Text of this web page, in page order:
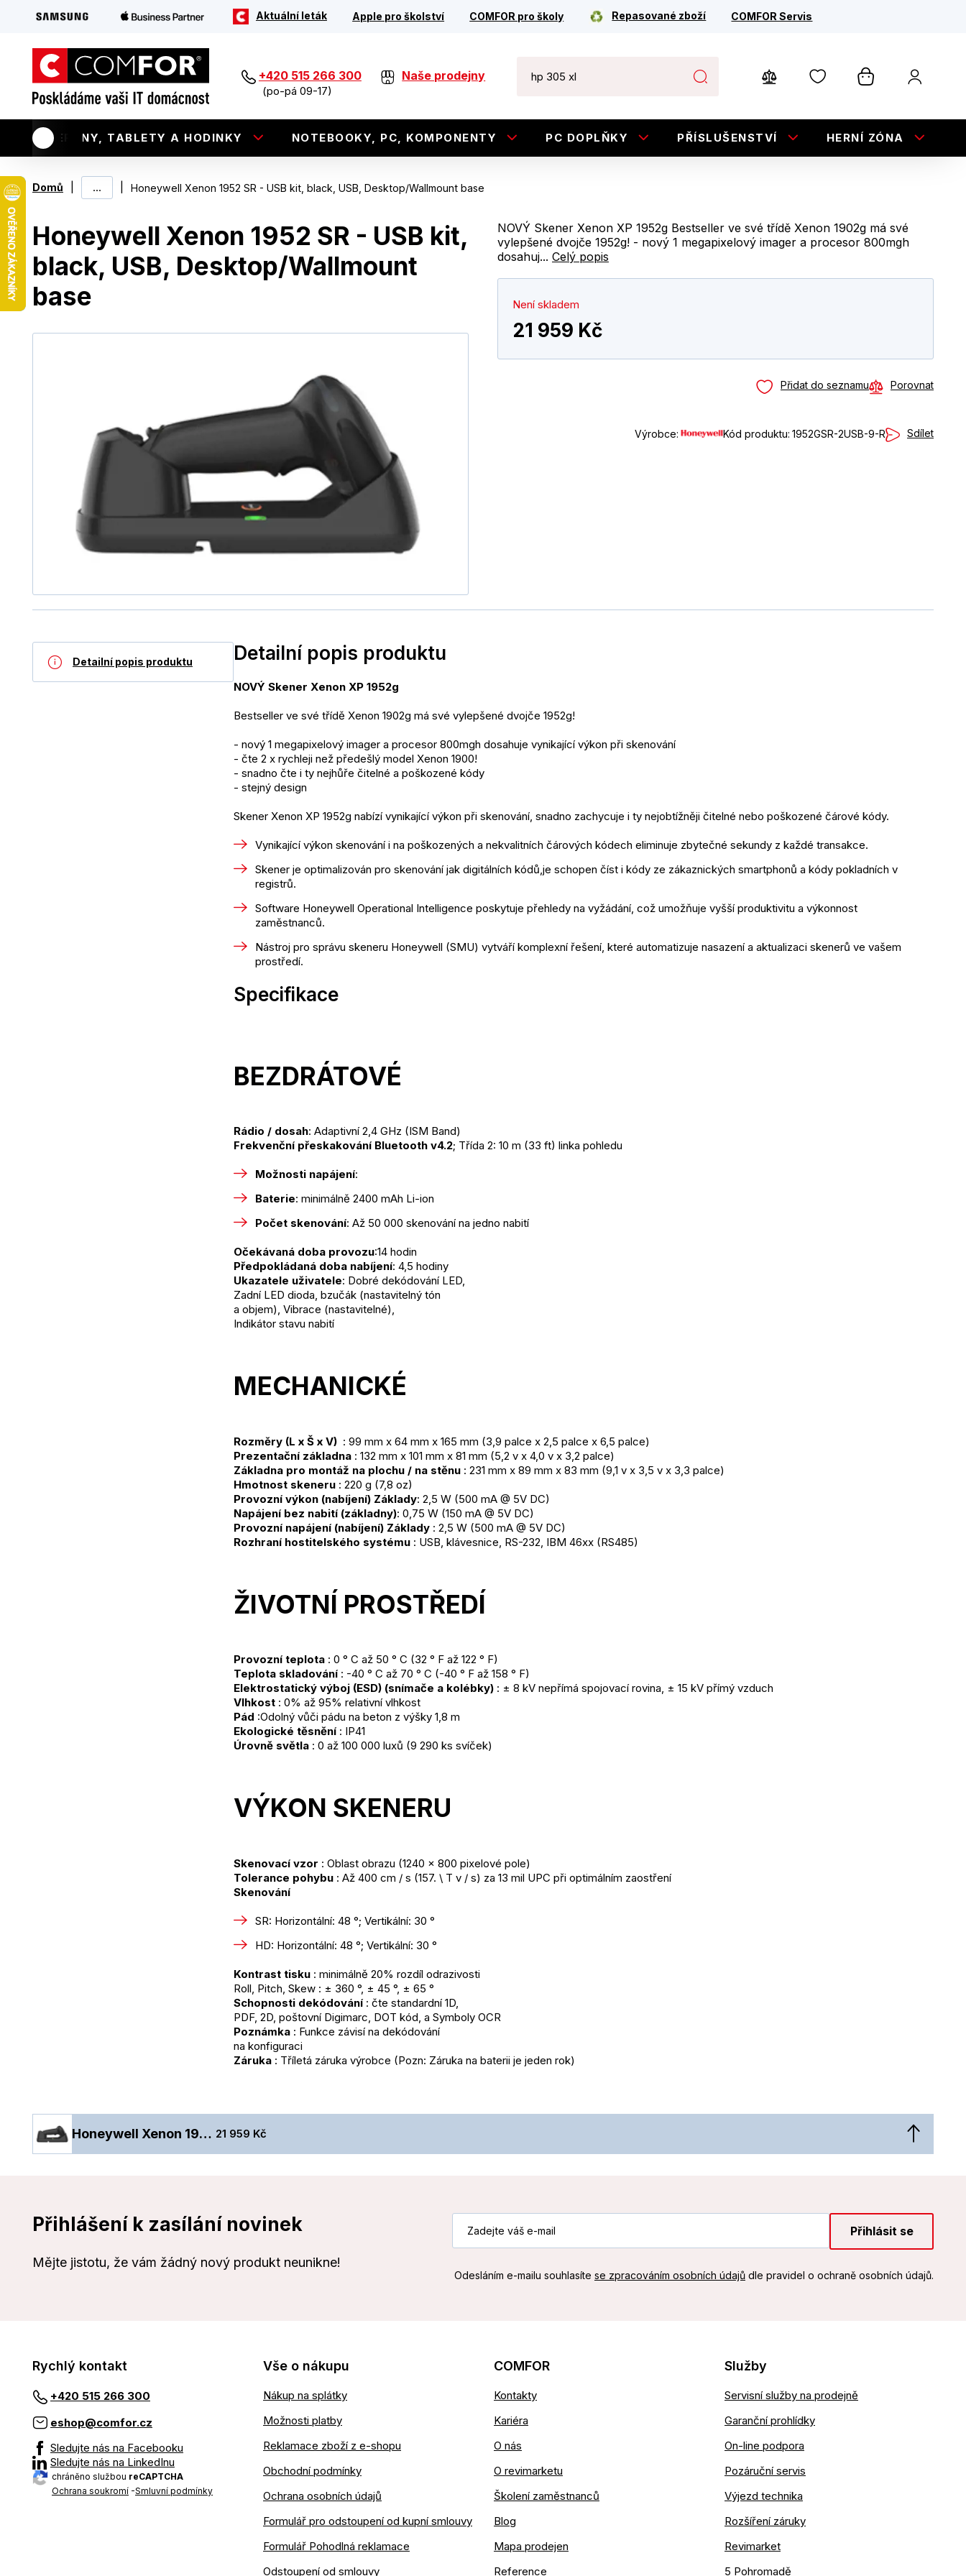
Aktuální leták Apple pro školství COMFOR pro školy Repasované zboží COMFOR Servis
+420 515 266 300
(po-pá 09-17)
Naše prodejny
TELEFONY, TABLETY A HODINKY NOTEBOOKY, PC, KOMPONENTY PC DOPLŇKY PŘÍSLUŠENSTVÍ HERNÍ ZÓNA
Domů ... Honeywell Xenon 1952 SR - USB kit, black, USB, Desktop/Wallmount base
Honeywell Xenon 1952 SR - USB kit,
black, USB, Desktop/Wallmount
base
NOVÝ Skener Xenon XP 1952g Bestseller ve své třídě Xenon 1902g má své
vylepšené dvojče 1952g! - nový 1 megapixelový imager a procesor 800mgh
dosahuj... Celý popis
Není skladem
21 959 Kč
Přidat do seznamu Porovnat
Výrobce: Kód produktu: 1952GSR-2USB-9-R Sdílet
Detailní popis produktu Detailní popis produktu
NOVÝ Skener Xenon XP 1952g
Bestseller ve své třídě Xenon 1902g má své vylepšené dvojče 1952g!
- nový 1 megapixelový imager a procesor 800mgh dosahuje vynikající výkon při skenování
- čte 2 x rychleji než předešlý model Xenon 1900!
- snadno čte i ty nejhůře čitelné a poškozené kódy
- stejný design
Skener Xenon XP 1952g nabízí vynikající výkon při skenování, snadno zachycuje i ty nejobtížněji čitelné nebo poškozené čárové kódy.
Vynikající výkon skenování i na poškozených a nekvalitních čárových kódech eliminuje zbytečné sekundy z každé transakce.
Skener je optimalizován pro skenování jak digitálních kódů,je schopen číst i kódy ze zákaznických smartphonů a kódy pokladních v
registrů.
Software Honeywell Operational Intelligence poskytuje přehledy na vyžádání, což umožňuje vyšší produktivitu a výkonnost
zaměstnanců.
Nástroj pro správu skeneru Honeywell (SMU) vytváří komplexní řešení, které automatizuje nasazení a aktualizaci skenerů ve vašem
prostředí.
Specifikace
BEZDRÁTOVÉ
Rádio / dosah: Adaptivní 2,4 GHz (ISM Band)
Frekvenční přeskakování Bluetooth v4.2; Třída 2: 10 m (33 ft) linka pohledu
Možnosti napájení:
Baterie: minimálně 2400 mAh Li-ion
Počet skenování: Až 50 000 skenování na jedno nabití
Očekávaná doba provozu:14 hodin
Předpokládaná doba nabíjení: 4,5 hodiny
Ukazatele uživatele: Dobré dekódování LED,
Zadní LED dioda, bzučák (nastavitelný tón
a objem), Vibrace (nastavitelné),
Indikátor stavu nabití
MECHANICKÉ
Rozměry (L x Š x V) : 99 mm x 64 mm x 165 mm (3,9 palce x 2,5 palce x 6,5 palce)
Prezentační základna : 132 mm x 101 mm x 81 mm (5,2 v x 4,0 v x 3,2 palce)
Základna pro montáž na plochu / na stěnu : 231 mm x 89 mm x 83 mm (9,1 v x 3,5 v x 3,3 palce)
Hmotnost skeneru : 220 g (7,8 oz)
Provozní výkon (nabíjení) Základy: 2,5 W (500 mA @ 5V DC)
Napájení bez nabití (základny): 0,75 W (150 mA @ 5V DC)
Provozní napájení (nabíjení) Základy : 2,5 W (500 mA @ 5V DC)
Rozhraní hostitelského systému : USB, klávesnice, RS-232, IBM 46xx (RS485)
ŽIVOTNÍ PROSTŘEDÍ
Provozní teplota : 0 ° C až 50 ° C (32 ° F až 122 ° F)
Teplota skladování : -40 ° C až 70 ° C (-40 ° F až 158 ° F)
Elektrostatický výboj (ESD) (snímače a kolébky) : ± 8 kV nepřímá spojovací rovina, ± 15 kV přímý vzduch
Vlhkost : 0% až 95% relativní vlhkost
Pád :Odolný vůči pádu na beton z výšky 1,8 m
Ekologické těsnění : IP41
Úrovně světla : 0 až 100 000 luxů (9 290 ks svíček)
VÝKON SKENERU
Skenovací vzor : Oblast obrazu (1240 x 800 pixelové pole)
Tolerance pohybu : Až 400 cm / s (157. \ T v / s) za 13 mil UPC při optimálním zaostření
Skenování
SR: Horizontální: 48 °; Vertikální: 30 °
HD: Horizontální: 48 °; Vertikální: 30 °
Kontrast tisku : minimálně 20% rozdíl odrazivosti
Roll, Pitch, Skew : ± 360 °, ± 45 °, ± 65 °
Schopnosti dekódování : čte standardní 1D,
PDF, 2D, poštovní Digimarc, DOT kód, a Symboly OCR
Poznámka : Funkce závisí na dekódování
na konfiguraci
Záruka : Tříletá záruka výrobce (Pozn: Záruka na baterii je jeden rok)
Honeywell Xenon 1952 SR - USB kit, black, USB, Desktop/Wallmount base 21 959 Kč
Přihlášení k zasílání novinek
Mějte jistotu, že vám žádný nový produkt neunikne!
Přihlásit se
Odesláním e-mailu souhlasíte se zpracováním osobních údajůdle pravidel o ochraně osobních údajů.
Rychlý kontakt
+420 515 266 300
eshop@comfor.cz
Sledujte nás na Facebooku
Sledujte nás na LinkedInu
chráněno službou reCAPTCHA
Ochrana soukromí -Smluvní podmínky
Vše o nákupu
Nákup na splátky
Možnosti platby
Reklamace zboží z e-shopu
Obchodní podmínky
Ochrana osobních údajů
Formulář pro odstoupení od kupní smlouvy
Formulář Pohodlná reklamace
Odstoupení od smlouvy
COMFOR
Kontakty
Kariéra
O nás
O revimarketu
Školení zaměstnanců
Blog
Mapa prodejen
Reference
Služby
Servisní služby na prodejně
Garanční prohlídky
On-line podpora
Pozáruční servis
Výjezd technika
Rozšíření záruky
Revimarket
5 Pohromadě